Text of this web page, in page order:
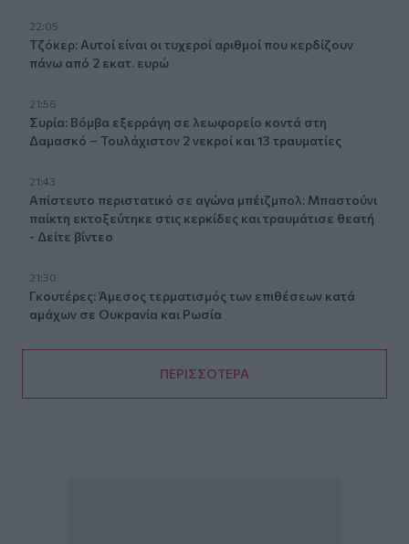
22:05
Τζόκερ: Αυτοί είναι οι τυχεροί αριθμοί που κερδίζουν
πάνω από 2 εκατ. ευρώ
21:56
Συρία: Βόμβα εξερράγη σε λεωφορείο κοντά στη
Δαμασκό – Τουλάχιστον 2 νεκροί και 13 τραυματίες
21:43
Απίστευτο περιστατικό σε αγώνα μπέιζμπολ: Μπαστούνι
παίκτη εκτοξεύτηκε στις κερκίδες και τραυμάτισε θεατή
- Δείτε βίντεο
21:30
Γκουτέρες: Άμεσος τερματισμός των επιθέσεων κατά
αμάχων σε Ουκρανία και Ρωσία
ΠΕΡΙΣΣΟΤΕΡΑ